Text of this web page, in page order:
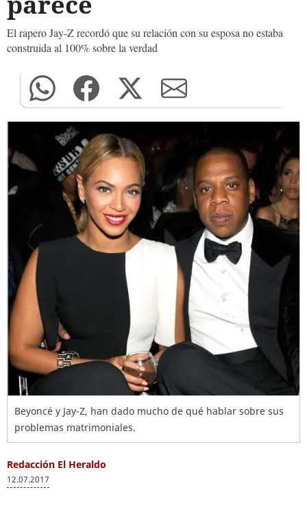
El rapero Jay-Z recordó que su relación con su esposa no estaba
construida al 100% sobre la verdad
Beyoncé y Jay-Z, han dado mucho de qué hablar sobre sus
problemas matrimoniales.
Redacción El Heraldo
12.07.2017